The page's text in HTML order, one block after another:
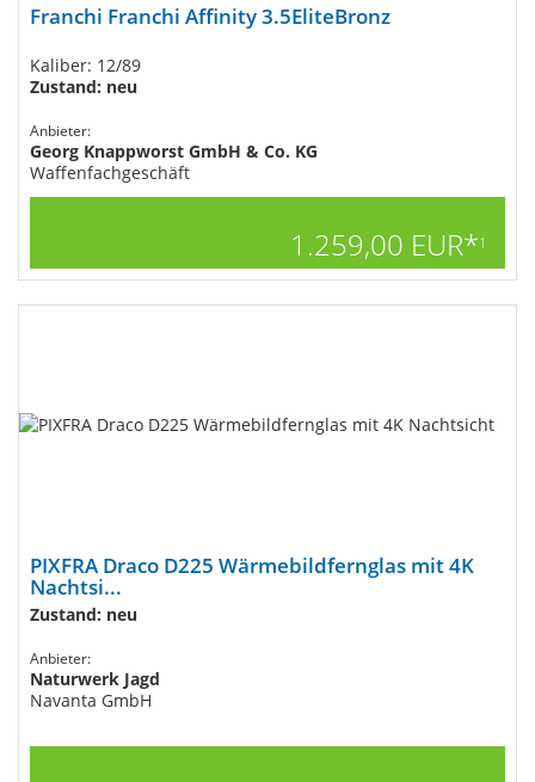
Franchi Franchi Affinity 3.5EliteBronz
Kaliber: 12/89
Zustand: neu
Anbieter:
Georg Knappworst GmbH & Co. KG
Waffenfachgeschäft
1.259,00 EUR*1
PIXFRA Draco D225 Wärmebildfernglas mit 4K
Nachtsi...
Zustand: neu
Anbieter:
Naturwerk Jagd
Navanta GmbH